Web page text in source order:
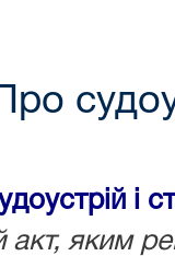
і
яким